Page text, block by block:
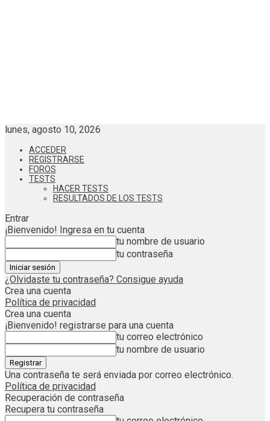
lunes, agosto 10, 2026
ACCEDER
REGISTRARSE
FOROS
TESTS
HACER TESTS
RESULTADOS DE LOS TESTS
Entrar
¡Bienvenido! Ingresa en tu cuenta
tu nombre de usuario
tu contraseña
¿Olvidaste tu contraseña? Consigue ayuda
Crea una cuenta
Política de privacidad
Crea una cuenta
¡Bienvenido! registrarse para una cuenta
tu correo electrónico
tu nombre de usuario
Una contraseña te será enviada por correo electrónico.
Política de privacidad
Recuperación de contraseña
Recupera tu contraseña